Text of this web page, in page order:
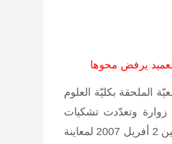
الملحقة بكليّة العلوم
وتحديدا بفرع برج زوارة وتعدّدت تشكيات
الإدارة، قام وزير التعليم العالي والبحث العلمي بزيارة رسميّة وميدانيّة يوم الاثنين 2 أفريل 2007 لمعاينة